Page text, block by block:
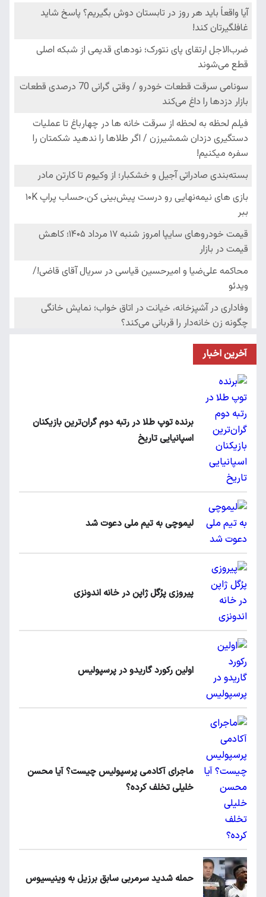
آخرین اخبار
برنده توپ طلا در رتبه دوم گران‌ترین بازیکنان
اسپانیایی تاریخ
لیموچی به تیم ملی دعوت شد
پیروزی پرُگل ژاپن در خانه اندونزی
اولین رکورد گاریدو در پرسپولیس
ماجرای آکادمی پرسپولیس چیست؟ آیا محسن
خلیلی تخلف کرده؟
حمله شدید سرمربی سابق برزیل به وینیسیوس